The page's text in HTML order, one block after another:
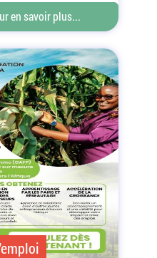
en savoir plus...